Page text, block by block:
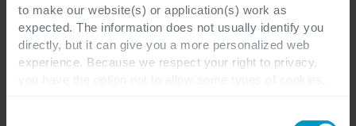
to make our website(s) or application(s) work as
expected. The information does not usually identify you
directly, but it can give you a more personalized web
experience. Because we respect your right to privacy,
E-mail*